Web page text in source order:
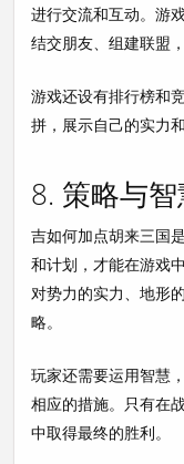
进行交流和互动。游
结交朋友、组建联盟
游戏还设有排行榜和
拼，展示自己的实力和
8. 策略与
吉如何加点胡来三国
和计划，才能在游戏
对势力的实力、地形
略。
玩家还需要运用智慧
相应的措施。只有在
中取得最终的胜利。